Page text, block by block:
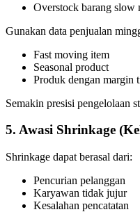
Overstock barang slow
Gunakan data penjualan
Fast moving item
Seasonal product
Produk dengan margin
Semakin presisi pengelolaan
5. Awasi Shrinkage
Shrinkage dapat berasal dari:
Pencurian pelanggan
Karyawan tidak jujur
Kesalahan pencatatan